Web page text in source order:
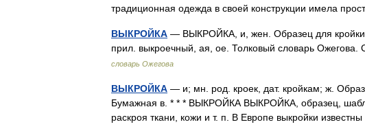
традиционная одежда в своей конструкции имела
ВЫКРОЙКА — ВЫКРОЙКА, и, жен. Образец для
прил. выкроечный, ая, ое. Толковый словарь
словарь Ожегова
ВЫКРОЙКА — и; мн. род. кроек, дат. кройкам; ж.
Бумажная в. * * * ВЫКРОЙКА ВЫКРОЙКА, образец,
раскроя ткани, кожи и т. п. В Европе выкройки